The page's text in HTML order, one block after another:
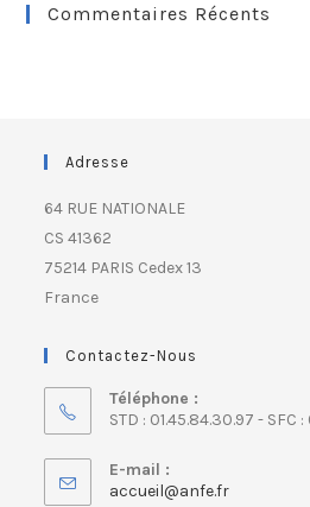
Commentaires Récents
Adresse
64 RUE NATIONALE
CS 41362
75214 PARIS Cedex 13
France
Contactez-Nous
Téléphone :
STD : 01.45.84.30.97 - SFC :
E-mail :
accueil@anfe.fr